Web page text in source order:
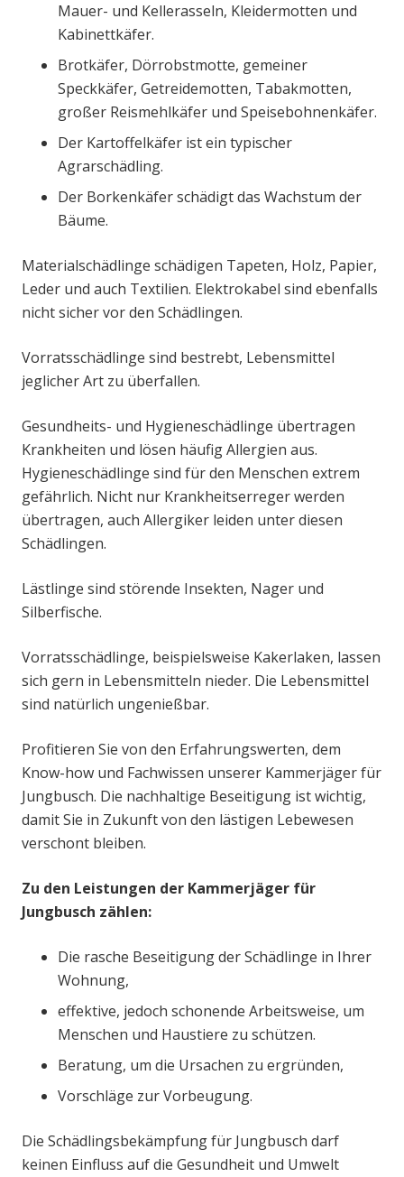
Mauer- und Kellerasseln, Kleidermotten und
Kabinettkäfer.
Brotkäfer, Dörrobstmotte, gemeiner
Speckkäfer, Getreidemotten, Tabakmotten,
großer Reismehlkäfer und Speisebohnenkäfer.
Der Kartoffelkäfer ist ein typischer
Agrarschädling.
Der Borkenkäfer schädigt das Wachstum der
Bäume.
Materialschädlinge schädigen Tapeten, Holz, Papier,
Leder und auch Textilien. Elektrokabel sind ebenfalls
nicht sicher vor den Schädlingen.
Vorratsschädlinge sind bestrebt, Lebensmittel
jeglicher Art zu überfallen.
Gesundheits- und Hygieneschädlinge übertragen
Krankheiten und lösen häufig Allergien aus.
Hygieneschädlinge sind für den Menschen extrem
gefährlich. Nicht nur Krankheitserreger werden
übertragen, auch Allergiker leiden unter diesen
Schädlingen.
Lästlinge sind störende Insekten, Nager und
Silberfische.
Vorratsschädlinge, beispielsweise Kakerlaken, lassen
sich gern in Lebensmitteln nieder. Die Lebensmittel
sind natürlich ungenießbar.
Profitieren Sie von den Erfahrungswerten, dem
Know-how und Fachwissen unserer Kammerjäger für
Jungbusch. Die nachhaltige Beseitigung ist wichtig,
damit Sie in Zukunft von den lästigen Lebewesen
verschont bleiben.
Zu den Leistungen der Kammerjäger für
Jungbusch zählen:
Die rasche Beseitigung der Schädlinge in Ihrer
Wohnung,
effektive, jedoch schonende Arbeitsweise, um
Menschen und Haustiere zu schützen.
Beratung, um die Ursachen zu ergründen,
Vorschläge zur Vorbeugung.
Die Schädlingsbekämpfung für Jungbusch darf
keinen Einfluss auf die Gesundheit und Umwelt